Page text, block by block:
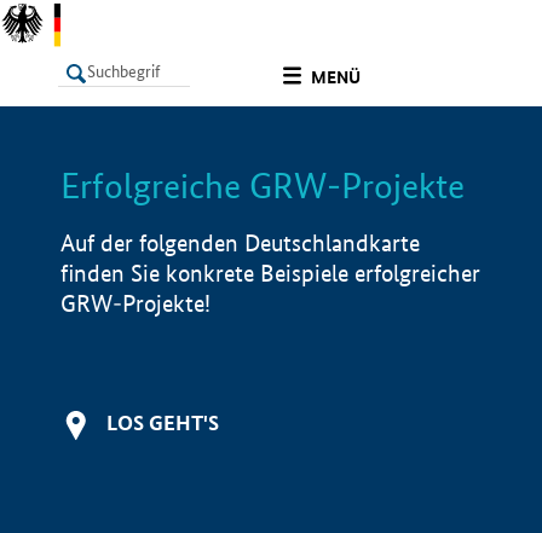
MENÜ
LISTE Info
Erfolgreiche GRW-Projekte
Auf der folgenden Deutschlandkarte
finden Sie konkrete Beispiele erfolgreicher
GRW-Projekte!
LOS GEHT'S